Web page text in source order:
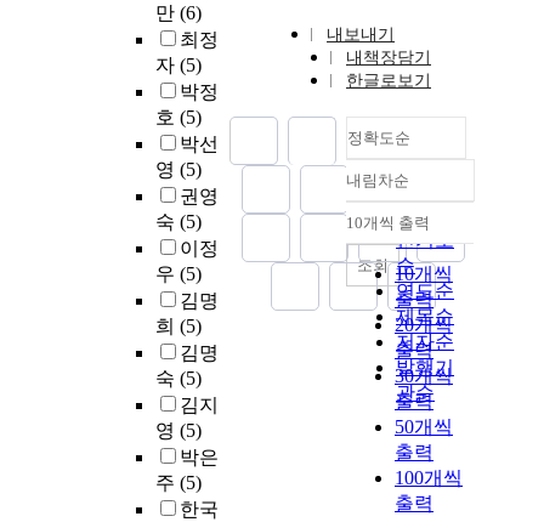
만 (6)
최정
자 (5)
박정
호 (5)
박선
영 (5)
권영
숙 (5)
이정
우 (5)
김명
희 (5)
김명
숙 (5)
김지
영 (5)
박은
주 (5)
한국
내보내기
내책장담기
한글로보기
정확도순
정확도
순
인기도
순
연도순
제목순
저자순
발행기
관순
내림차순
내림차순
10개씩 출력
10개씩
출력
20개씩
출력
30개씩
출력
50개씩
출력
100개씩
출력
조회